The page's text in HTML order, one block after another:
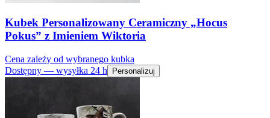
Kubek Personalizowany Ceramiczny „Hocus
Pokus” z Imieniem Wiktoria
Cena zależy od wybranego kubka
Dostępny — wysyłka 24 h
Personalizuj